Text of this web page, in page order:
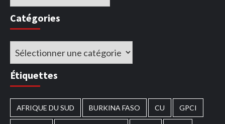
Catégories
Catégories
Étiquettes
AFRIQUE DU SUD BURKINA FASO CU GPCI